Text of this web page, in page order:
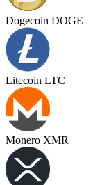
Dogecoin DOGE
Litecoin LTC
Monero XMR